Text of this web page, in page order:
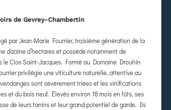
de Gevrey-Chambertin
par Jean-Marie Fourrier, troisième génération de la
dizaine d’hectares et possède notamment de
Clos Saint-Jacques. Formé au Domaine Drouhin
privilégie une viticulture naturelle, attentive au
sont sévèrement triées et les vinifications
et du bois neuf. Élevés environ 18 mois en fûts, ses
de leurs tanins et leur grand potentiel de garde. Ils